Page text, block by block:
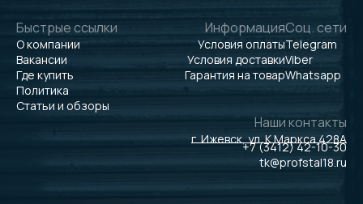
Быстрые ссылки
О компании
Вакансии
Где купить
Политика
Статьи и обзоры
Информация
Условия оплаты
Условия доставки
Гарантия на товар
Соц. сети
Telegram
Viber
Whatsapp
Наши контакты
г. Ижевск, ул. К.Маркса 428А
+7 (3412) 42-10-30
tk@profstal18.ru